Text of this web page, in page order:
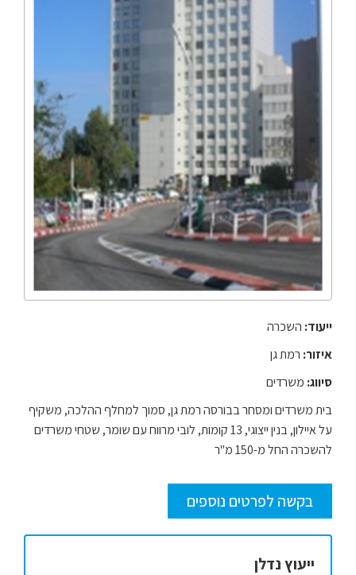
ייעוד: השכרה
איזור: רמת גן
סיווג: משרדים
בית משרדים ומסחר בבורסה רמת גן, סמוך למחלף ההלכה, משקיף
על איילון, בנין ייצוגי, 13 קומות, לובי מרווח עם שומר, שטחי משרדים
להשכרה החל מ-150 מ"ר
בקשה לפרטים נוספים
ייעוץ נדלן